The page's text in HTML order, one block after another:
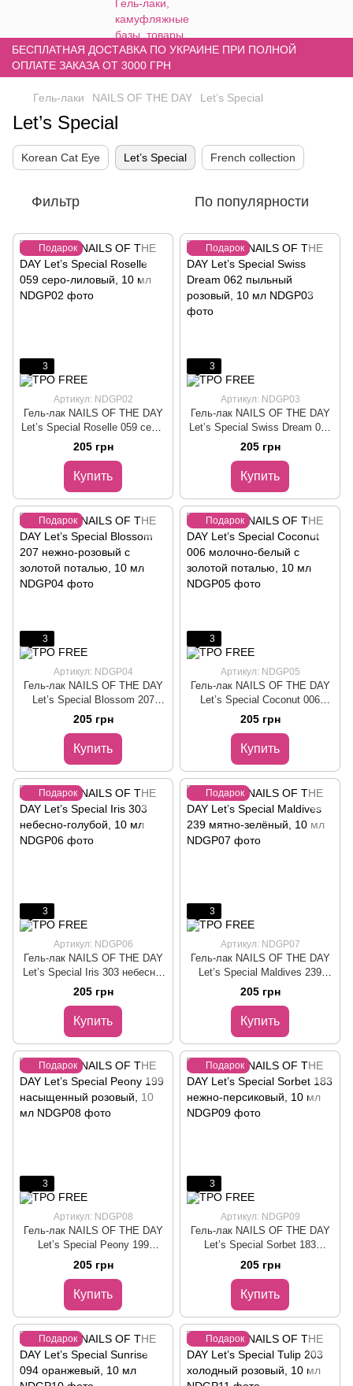
БЕСПЛАТНАЯ ДОСТАВКА ПО УКРАИНЕ ПРИ ПОЛНОЙ
ОПЛАТЕ ЗАКАЗА ОТ 3000 ГРН
Гель-лаки NAILS OF THE DAY Let’s Special
Let’s Special
Korean Cat Eye Let’s Special French collection
Фильтр По популярности
Подарок
3
Артикул: NDGP02
Гель-лак NAILS OF THE DAY
Let’s Special Roselle 059 серо-
лиловый, 10 мл
205 грн
Купить
Подарок
3
Артикул: NDGP03
Гель-лак NAILS OF THE DAY
Let’s Special Swiss Dream 062
пыльный розовый, 10 мл
205 грн
Купить
Подарок
3
Артикул: NDGP04
Гель-лак NAILS OF THE DAY
Let’s Special Blossom 207
нежно-розовый с золотой
поталью, 10 мл
205 грн
Купить
Подарок
3
Артикул: NDGP05
Гель-лак NAILS OF THE DAY
Let’s Special Coconut 006
молочно-белый с золотой
поталью, 10 мл
205 грн
Купить
Подарок
3
Артикул: NDGP06
Гель-лак NAILS OF THE DAY
Let’s Special Iris 303 небесно-
голубой, 10 мл
205 грн
Купить
Подарок
3
Артикул: NDGP07
Гель-лак NAILS OF THE DAY
Let’s Special Maldives 239
мятно-зелёный, 10 мл
205 грн
Купить
Подарок
3
Артикул: NDGP08
Гель-лак NAILS OF THE DAY
Let’s Special Peony 199
насыщенный розовый, 10 мл
205 грн
Купить
Подарок
3
Артикул: NDGP09
Гель-лак NAILS OF THE DAY
Let’s Special Sorbet 183
нежно-персиковый, 10 мл
205 грн
Купить
Подарок Подарок